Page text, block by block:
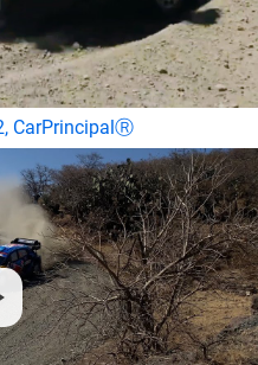
CarPrincipalⓇ